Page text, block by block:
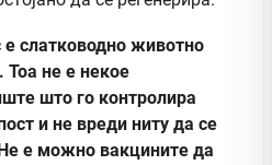
е слатководно животно
Тоа не е некое
што го контролира
и не вреди ниту да се
е можно вакцините да